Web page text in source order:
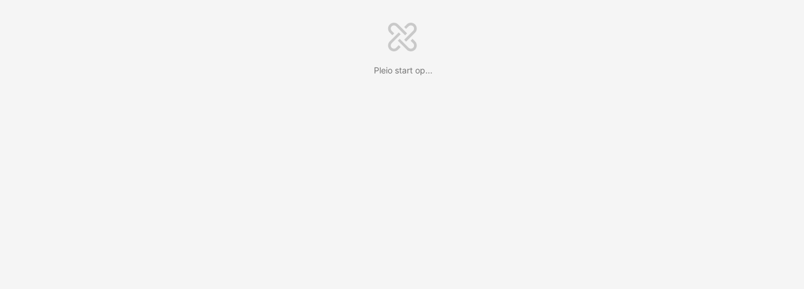
Pleio start op...